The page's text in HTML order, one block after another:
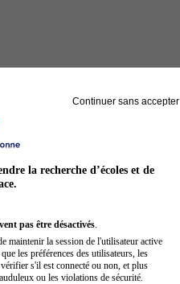
Continuer sans accepter
la recherche d’écoles et de
pas être désactivés.
maintenir la session de l'utilisateur active
les préférences des utilisateurs, les
s'il est connecté ou non, et plus
ou les violations de sécurité.